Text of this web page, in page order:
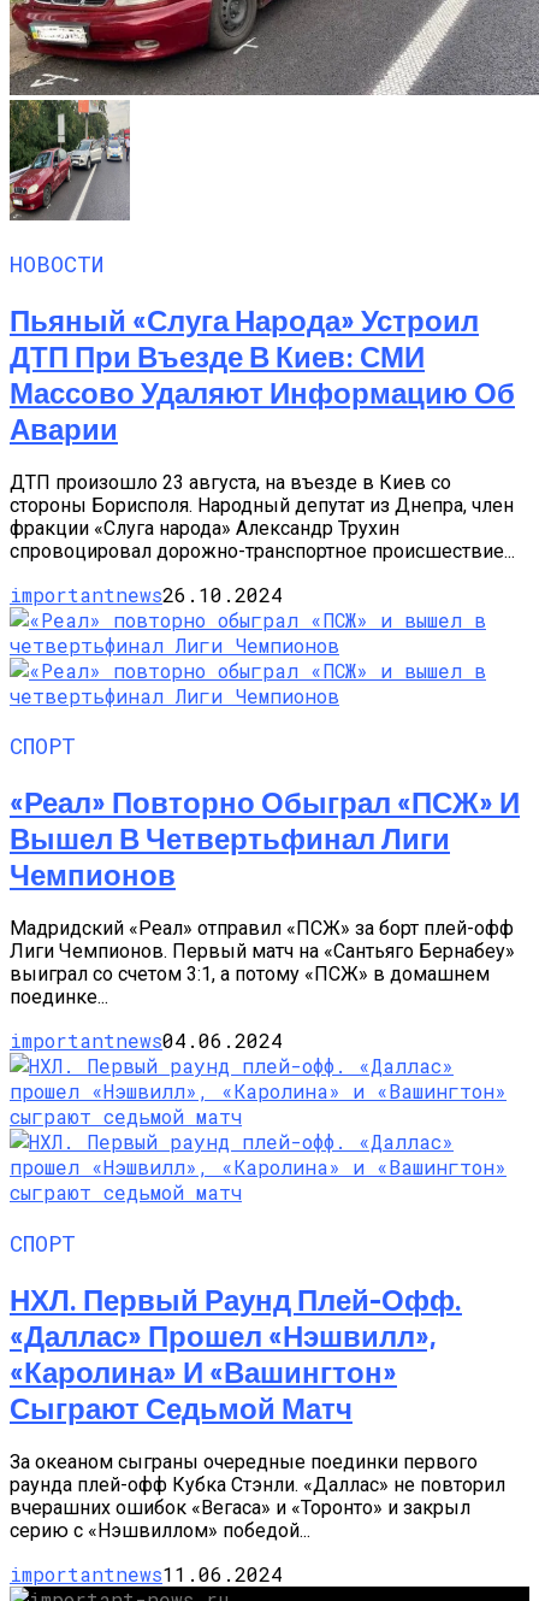
НОВОСТИ
Пьяный «слуга Народа» Устроил
ДТП При Въезде В Киев: СМИ
Массово Удаляют Информацию Об
Аварии
ДТП произошло 23 августа, на въезде в Киев со
стороны Борисполя. Народный депутат из Днепра, член
фракции «Слуга народа» Александр Трухин
спровоцировал дорожно-транспортное происшествие...
importantnews26.10.2024
СПОРТ
«Реал» Повторно Обыграл «ПСЖ» И
Вышел В Четвертьфинал Лиги
Чемпионов
Мадридский «Реал» отправил «ПСЖ» за борт плей-офф
Лиги Чемпионов. Первый матч на «Сантьяго Бернабеу»
выиграл со счетом 3:1, а потому «ПСЖ» в домашнем
поединке...
importantnews04.06.2024
СПОРТ
НХЛ. Первый Раунд Плей-Офф.
«Даллас» Прошел «Нэшвилл»,
«Каролина» И «Вашингтон»
Сыграют Седьмой Матч
За океаном сыграны очередные поединки первого
раунда плей-офф Кубка Стэнли. «Даллас» не повторил
вчерашних ошибок «Вегаса» и «Торонто» и закрыл
серию с «Нэшвиллом» победой...
importantnews11.06.2024